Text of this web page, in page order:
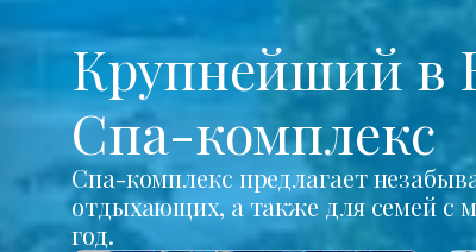
Крупнейший в
Спа-комплекс
Спа-комплекс предлагает
отдыхающих, а также для семей с
год.